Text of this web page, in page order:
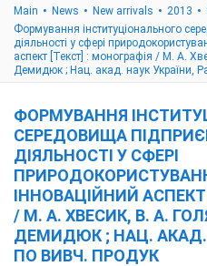
Main News New arrivals 2013
Формування інституціонального
діяльності у сфері
аспект [Текст] : монографія / М. А.
Демидюк ; Нац. акад. наук України,
ФОРМУВАННЯ
СЕРЕДОВИЩА
ДІЯЛЬНОСТІ У СФЕРІ
ІННОВАЦІЙНИЙ
/ М. А. ХВЕСИК, В. А.
ДЕМИДЮК ; НАЦ. АКАД.
ПО ВИВЧ. ПРОДУК